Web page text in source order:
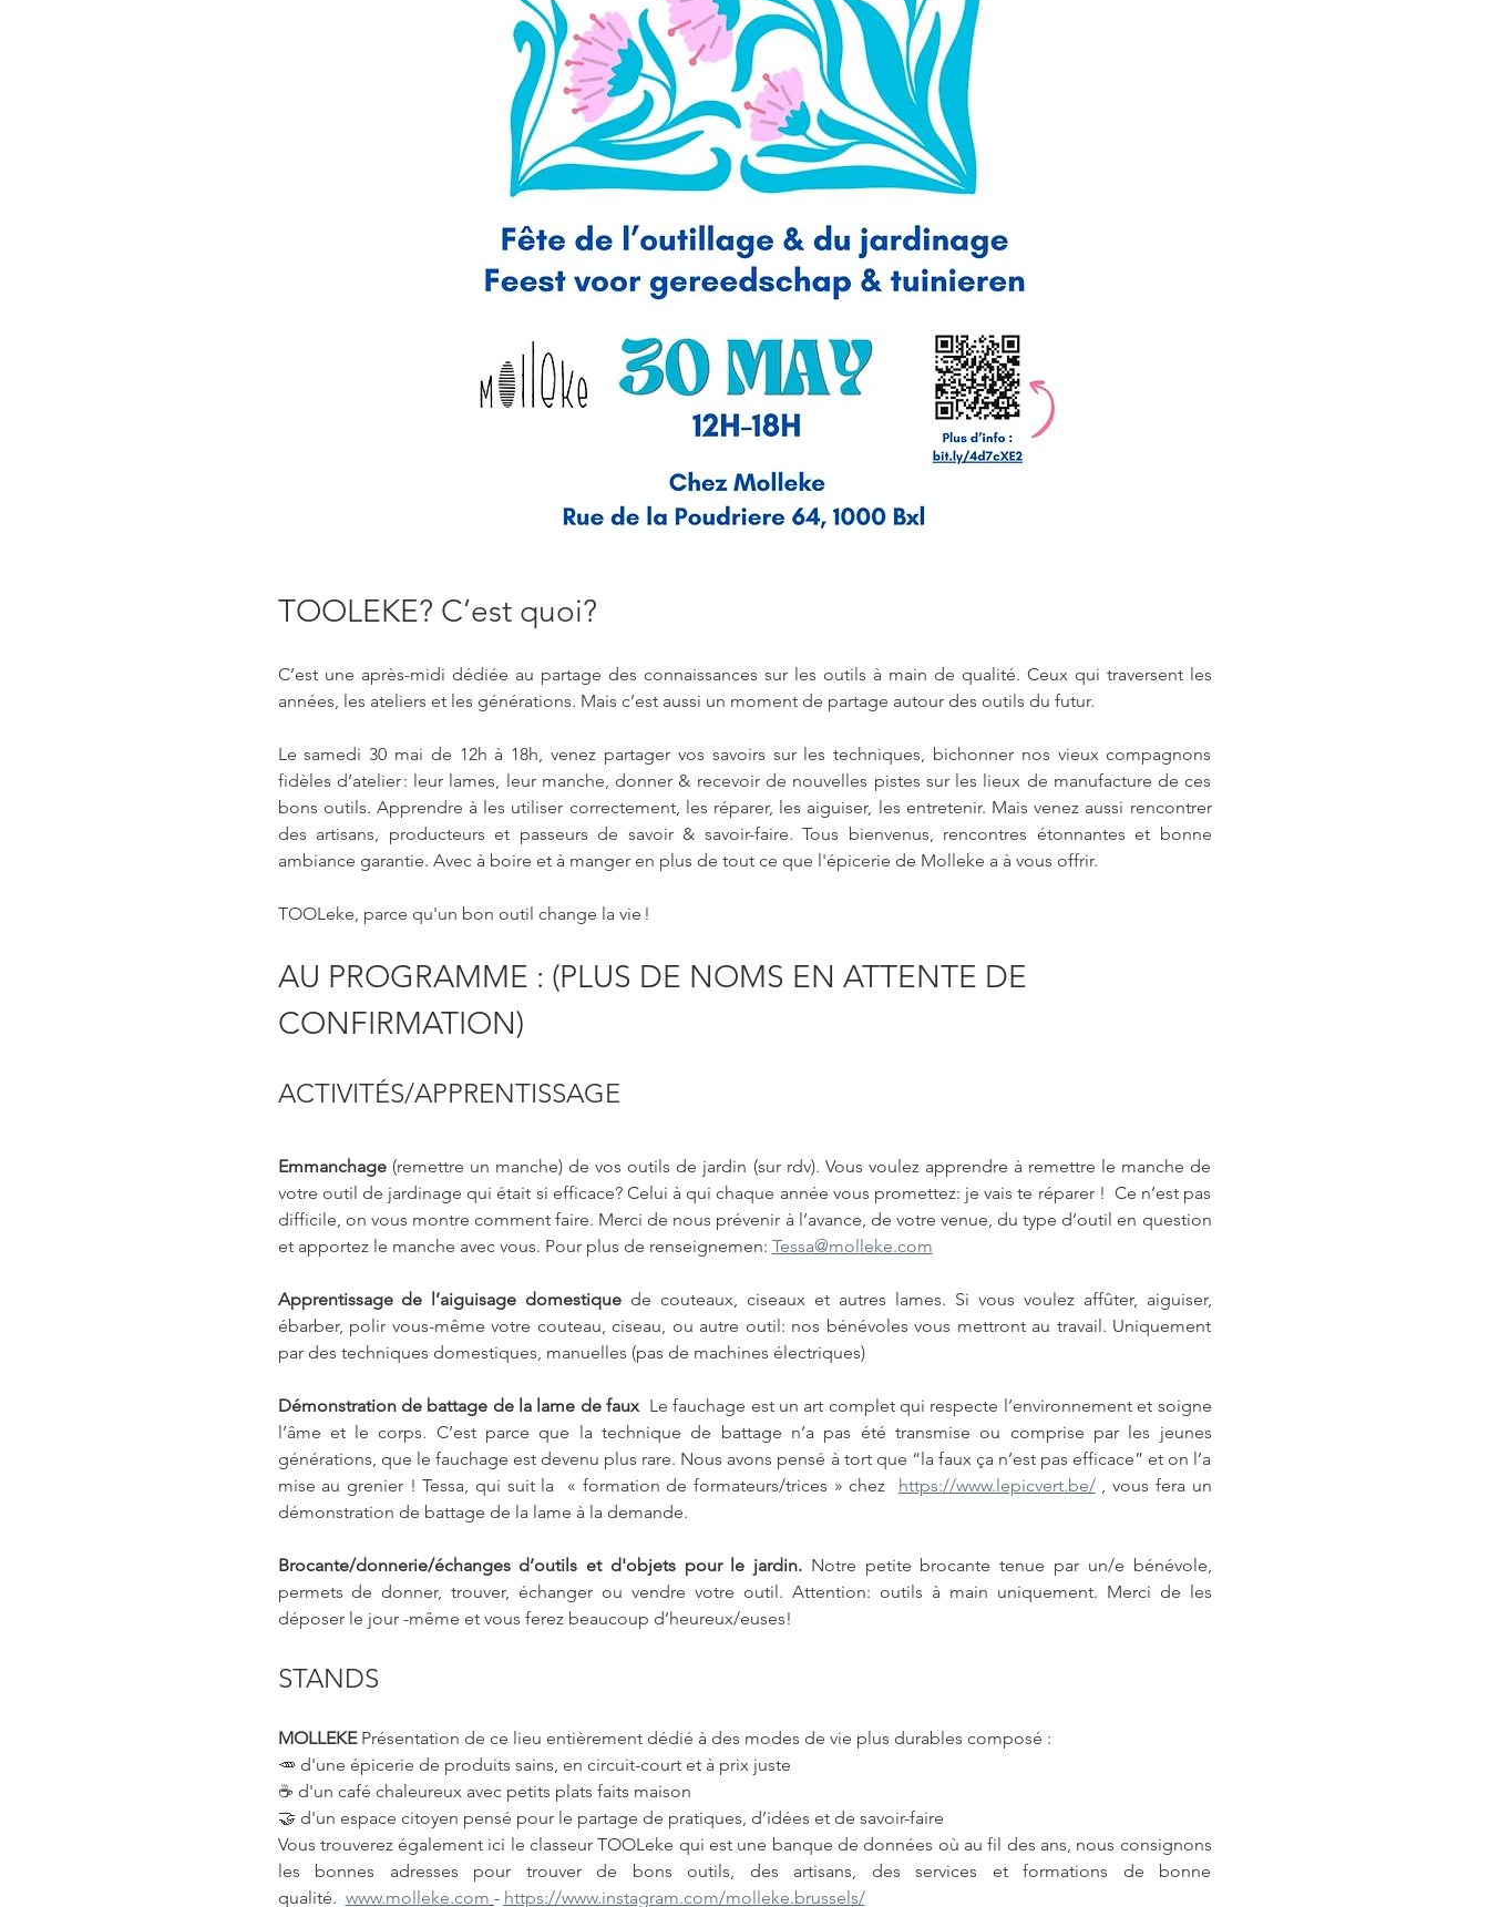
TOOLEKE? C’est quoi?
C’est une après-midi dédiée au partage des connaissances sur les outils à main de qualité. Ceux qui traversent les
années, les ateliers et les générations. Mais c’est aussi un moment de partage autour des outils du futur.
Le samedi 30 mai de 12h à 18h, venez partager vos savoirs sur les techniques, bichonner nos vieux compagnons
fidèles d’atelier : leur lames, leur manche, donner & recevoir de nouvelles pistes sur les lieux de manufacture de ces
bons outils. Apprendre à les utiliser correctement, les réparer, les aiguiser, les entretenir. Mais venez aussi rencontrer
des artisans, producteurs et passeurs de savoir & savoir-faire. Tous bienvenus, rencontres étonnantes et bonne
ambiance garantie. Avec à boire et à manger en plus de tout ce que l'épicerie de Molleke a à vous offrir.
TOOLeke, parce qu'un bon outil change la vie !
AU PROGRAMME : (PLUS DE NOMS EN ATTENTE DE
CONFIRMATION)
ACTIVITÉS/APPRENTISSAGE
Emmanchage (remettre un manche) de vos outils de jardin (sur rdv). Vous voulez apprendre à remettre le manche de
votre outil de jardinage qui était si efficace? Celui à qui chaque année vous promettez: je vais te réparer !  Ce n’est pas
difficile, on vous montre comment faire. Merci de nous prévenir à l’avance, de votre venue, du type d’outil en question
et apportez le manche avec vous. Pour plus de renseignemen: Tessa@molleke.com
Apprentissage de l’aiguisage domestique de couteaux, ciseaux et autres lames. Si vous voulez affûter, aiguiser,
ébarber, polir vous-même votre couteau, ciseau, ou autre outil: nos bénévoles vous mettront au travail. Uniquement
par des techniques domestiques, manuelles (pas de machines électriques)
Démonstration de battage de la lame de faux Le fauchage est un art complet qui respecte l’environnement et soigne
l’âme et le corps. C’est parce que la technique de battage n’a pas été transmise ou comprise par les jeunes
générations, que le fauchage est devenu plus rare. Nous avons pensé à tort que “la faux ça n’est pas efficace” et on l’a
mise au grenier ! Tessa, qui suit la  « formation de formateurs/trices » chez https://www.lepicvert.be/ , vous fera un
démonstration de battage de la lame à la demande.
Brocante/donnerie/échanges d’outils et d'objets pour le jardin. Notre petite brocante tenue par un/e bénévole,
permets de donner, trouver, échanger ou vendre votre outil. Attention: outils à main uniquement. Merci de les
déposer le jour -même et vous ferez beaucoup d’heureux/euses!
STANDS
MOLLEKE Présentation de ce lieu entièrement dédié à des modes de vie plus durables composé :
🥕 d'une épicerie de produits sains, en circuit-court et à prix juste
☕ d'un café chaleureux avec petits plats faits maison
🤝 d'un espace citoyen pensé pour le partage de pratiques, d’idées et de savoir-faire
Vous trouverez également ici le classeur TOOLeke qui est une banque de données où au fil des ans, nous consignons
les bonnes adresses pour trouver de bons outils, des artisans, des services et formations de bonne
qualité. www.molleke.com - https://www.instagram.com/molleke.brussels/